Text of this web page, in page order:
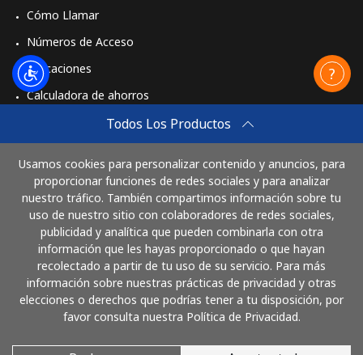
Todos Los Productos
Usamos cookies para personalizar contenido y anuncios, para
proporcionar funciones de redes sociales y para analizar
nuestro tráfico. También compartimos información sobre tu
uso de nuestro sitio con colaboradores de redes sociales,
publicidad y analítica que pueden combinarla con otra
información que les hayas proporcionado o que hayan
recolectado a partir de tu uso de su servicio. Para más
información sobre nuestras prácticas de privacidad y otras
elecciones o derechos que podrías tener a tu disposición, por
favor consulta nuestra Política de Privacidad.
Cómo Llamar
Números de Acceso
Aplicaciones
Calculadora de ahorros
Comprar
Cómo funciona
Paga con